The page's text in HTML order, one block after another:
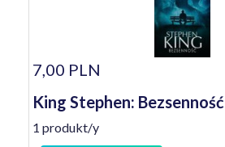
7,00 PLN
King Stephen: Bezsenność
1 produkt/y